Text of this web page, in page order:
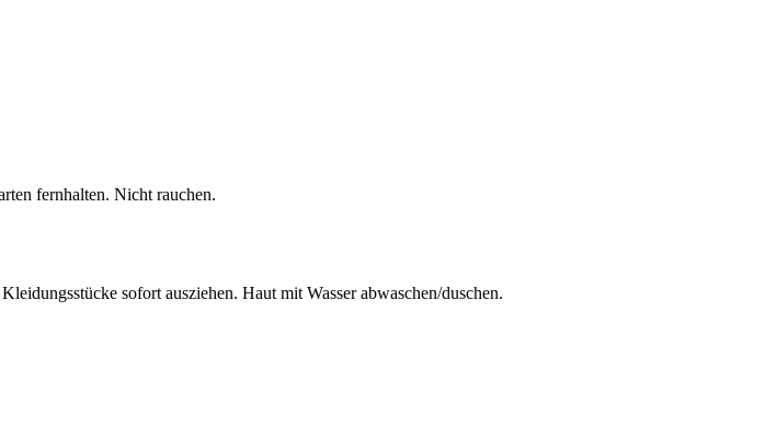
fernhalten. Nicht rauchen.
sofort ausziehen. Haut mit Wasser abwaschen/duschen.